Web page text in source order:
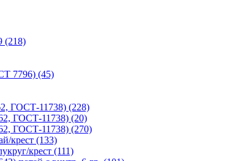
(218)
7796) (45)
ГОСТ-11738) (228)
ГОСТ-11738) (20)
ГОСТ-11738) (270)
крест (133)
крест (111)